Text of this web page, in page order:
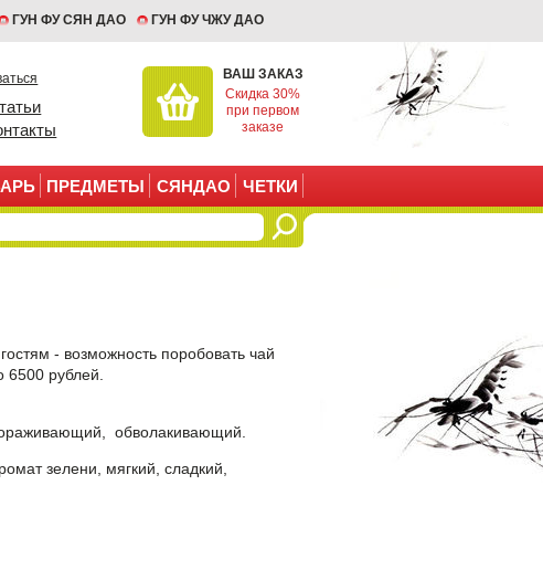
ГУН ФУ СЯН ДАО ГУН ФУ ЧЖУ ДАО
ВАШ ЗАКАЗ
Скидка 30%
при первом
заказе
ПРЕДМЕТЫ СЯНДАО ЧЕТКИ
- возможность поробовать чай
рублей.
обволакивающий.
зелени, мягкий, сладкий,